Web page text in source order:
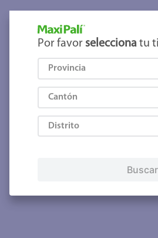
Por favor selecciona tu
Provincia
Cantón
Distrito